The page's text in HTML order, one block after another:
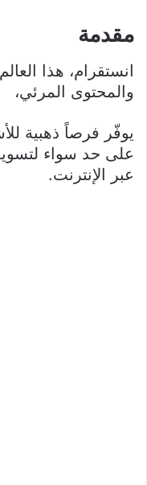
مقدمة
انستقرام، هذا
والمحتوى المرئي،
يوفّر فرصاً ذهبية
على حد سواء
عبر الإنترنت.